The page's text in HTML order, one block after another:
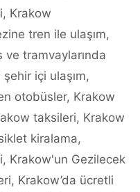
, Krakow
tren ile ulaşım,
ve tramvaylarında
içi ulaşım,
otobüsler, Krakow
taksileri, Krakow
kiralama,
, Krakow'un Gezilecek
, Krakow’da ücretli